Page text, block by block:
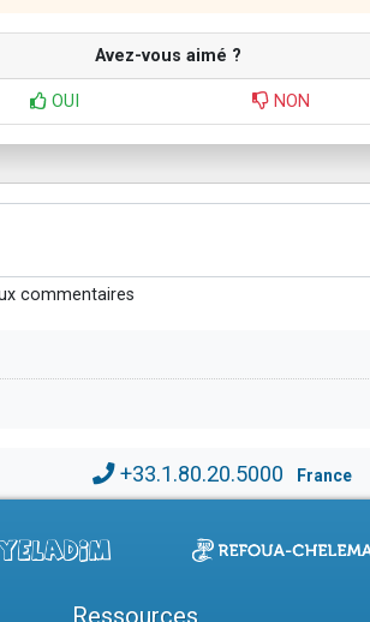
Avez-vous aimé ?
OUI NON
commentaires
+33.1.80.20.5000 France